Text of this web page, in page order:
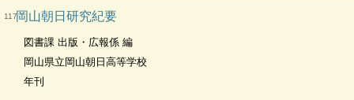
117岡山朝日研究紀要
図書課 出版・広報係 編
岡山県立岡山朝日高等学校
年刊